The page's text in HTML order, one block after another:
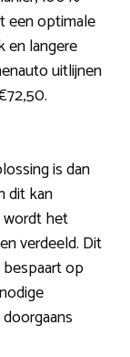
een optimale
en langere
uitlijnen
is dan
dit kan
wordt het
verdeeld. Dit
op